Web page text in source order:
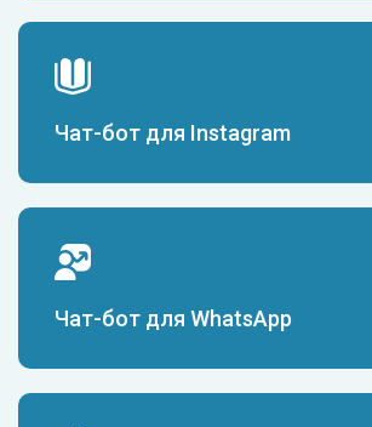
Чат-бот для Instagram
Чат-бот для WhatsApp